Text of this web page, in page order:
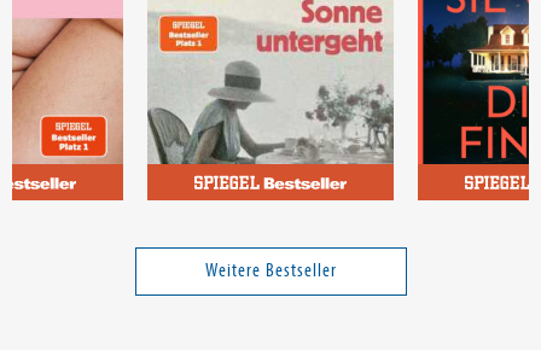
Wenn die Sonne untergeht
Weitere Bestseller